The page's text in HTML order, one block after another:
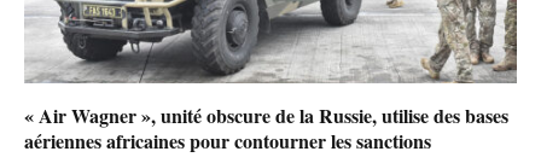
« Air Wagner », unité obscure de la Russie, utilise des bases
aériennes africaines pour contourner les sanctions